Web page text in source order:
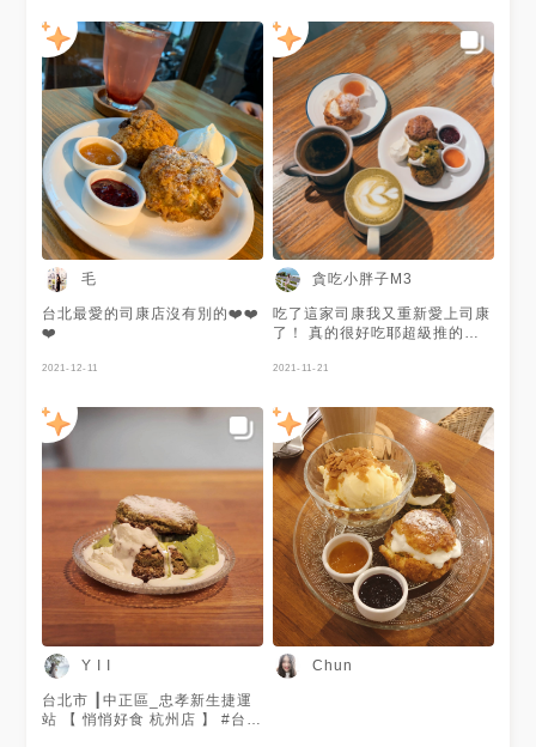
來訪很多次了 我每次來都會帶
一盒回去 個人非常喜歡
在13.到，大概14～15.都很容
易客滿 🍰抹茶大司康 NT140 淋
滿抹茶醬跟奶油的大司康！等待
時間稍久，約15-25分鐘，來的
時候熱呼呼的建議早點吃掉免的
奶油融化🤤 個人覺得不是非常
驚艷的味道，抹茶味不濃，重點
在奶油身上～ 🍰Double
Scones NT160 一顆司康100
元，兩顆變160元～第二次跟朋
友去的時候點了6顆來吃，口味
非常多，有芋頭、抹茶、伯爵、
海鹽等等⋯這次我去吃的是伯
爵，味道很香🥰 外帶的話更便
宜 ☕️悄悄夏日冰茶 I NT130 很
陽光的氣泡飲，怕奶油膩的話這
杯相當解渴解膩～裡面還有一些
NT170 笑死這杯好好喝，上面
肥嗎？）個人覺得是好喝的鮮奶
茶🥰🥰 📍低消一杯飲品 📍營業
時間：平日8:30-18:30 ｜ 假日
10:00-17:30 ｜ 週一公休 #台
北咖啡廳
毛
台北最愛的司康店沒有別的❤️❤️
❤️
2021-12-11
貪吃小胖子M3
吃了這家司康我又重新愛上司康
了！ 真的很好吃耶超級推的👍
抹茶 外面烤的酥酥的，配上鮮
口！不會乾！不像一般傳統司康
～看到照片又想去吃了！
2021-11-21
Y I I
台北市 ┃中正區_忠孝新生捷運
站 【 悄悄好食 杭州店 】 #台北
Chun